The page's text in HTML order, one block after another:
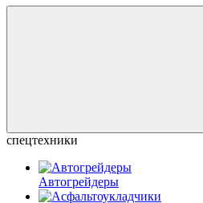
спецтехники
Автогрейдеры